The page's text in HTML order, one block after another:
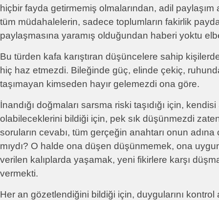
hiçbir fayda getirmemiş olmalarından, adil paylaşım
tüm müdahalelerin, sadece toplumların fakirlik
paylaşmasına yaramış olduğundan haberi yoktu
Bu türden kafa karıştıran düşüncelere sahip
hiç haz etmezdi. Bileğinde güç, elinde çekiç,
taşımayan kimseden hayır gelemezdi ona göre.
İnandığı doğmaları sarsma riski taşıdığı için,
olabileceklerini bildiği için, pek sık düşünmezdi
soruların cevabı, tüm gerçeğin anahtarı onun adına
mıydı? O halde ona düşen düşünmemek, ona
verilen kalıplarda yaşamak, yeni fikirlere karşı
vermekti.
Her an gözetlendiğini bildiği için, duygularını kontrol